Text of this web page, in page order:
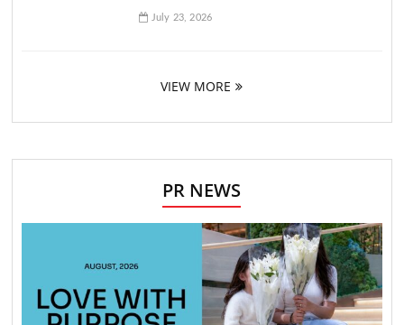
July 23, 2026
VIEW MORE
PR NEWS